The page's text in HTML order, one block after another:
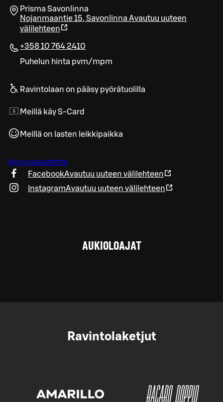
Prisma Savonlinna
Nojanmaantie 15, Savonlinna Avautuu uuteen
välilehteen
+358 10 764 2410
Puhelun hinta pvm/mpm
Ravintolaan on pääsy pyörätuolilla
Meillä käy S-Card
Meillä on lasten leikkipaikka
Anna palautetta
FacebookAvautuu uuteen välilehteen
InstagramAvautuu uuteen välilehteen
AUKIOLOAJAT
Ravintolaketjut